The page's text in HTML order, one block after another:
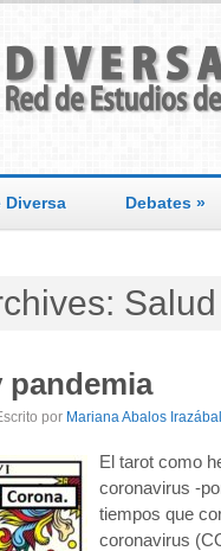
Diversa Debates »
Salud
pandemia
por Mariana Abalos Irazábal
El tarot como
coronavirus -
tiempos que
coronavirus